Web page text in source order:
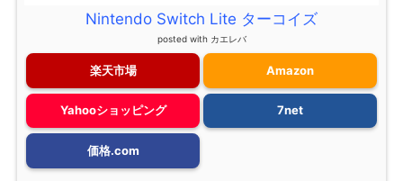
Nintendo Switch Lite ターコイズ
posted with カエレバ
楽天市場 Amazon
Yahooショッピング 7net
価格.com